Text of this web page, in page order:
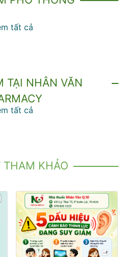
tất cả
TẠI NHÂN VĂN
tất cả
THAM KHẢO